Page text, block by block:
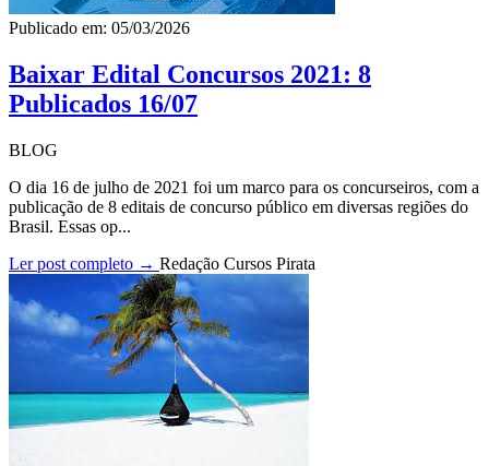
Publicado em: 05/03/2026
Baixar Edital Concursos 2021: 8
Publicados 16/07
BLOG
O dia 16 de julho de 2021 foi um marco para os concurseiros, com a
publicação de 8 editais de concurso público em diversas regiões do
Brasil. Essas op...
Ler post completo → Redação Cursos Pirata